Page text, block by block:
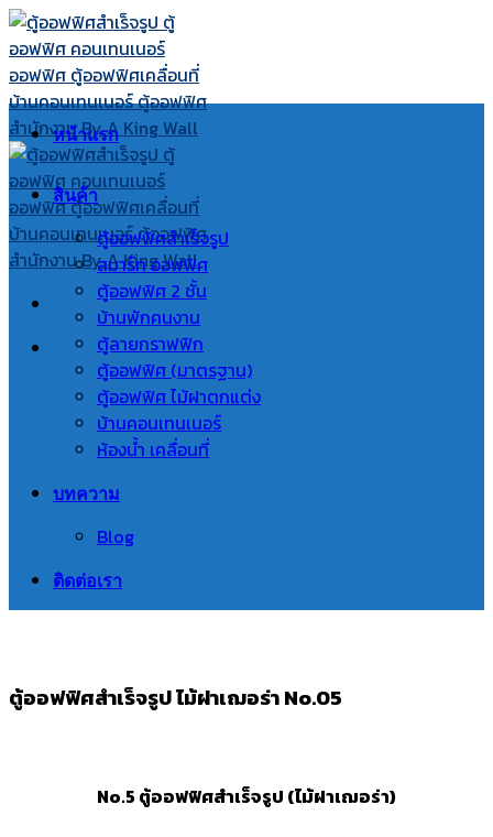
Skip
to
content
หน้าแรก
สินค้า
ตู้ออฟฟิศสำเร็จรูป
สมาร์ท ออฟฟิศ
ตู้ออฟฟิศ 2 ชั้น
บ้านพักคนงาน
ตู้ลายกราฟฟิก
ตู้ออฟฟิศ (มาตรฐาน)
ตู้ออฟฟิศ ไม้ฝาตกแต่ง
บ้านคอนเทนเนอร์
ห้องน้ำ เคลื่อนที่
บทความ
Blog
ติดต่อเรา
ตู้ออฟฟิศสำเร็จรูป ไม้ฝาเฌอร่า No.05
No.5 ตู้ออฟฟิศสำเร็จรูป (ไม้ฝาเฌอร่า)